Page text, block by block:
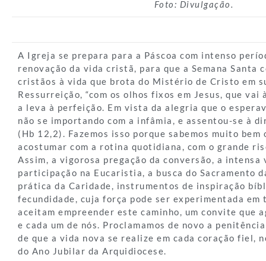
Foto: Divulgação.
A Igreja se prepara para a Páscoa com intenso
renovação da vida cristã, para que a Semana Santa
cristãos à vida que brota do Mistério de Cristo em
Ressurreição, “com os olhos fixos em Jesus, que vai
a leva à perfeição. Em vista da alegria que o
não se importando com a infâmia, e assentou-se à
(Hb 12,2). Fazemos isso porque sabemos muito bem
acostumar com a rotina quotidiana, com o grande
Assim, a vigorosa pregação da conversão, a intensa
participação na Eucaristia, a busca do Sacramento
prática da Caridade, instrumentos de inspiração
fecundidade, cuja força pode ser experimentada em
aceitam empreender este caminho, um convite que
e cada um de nós. Proclamamos de novo a
de que a vida nova se realize em cada coração fiel,
do Ano Jubilar da Arquidiocese.